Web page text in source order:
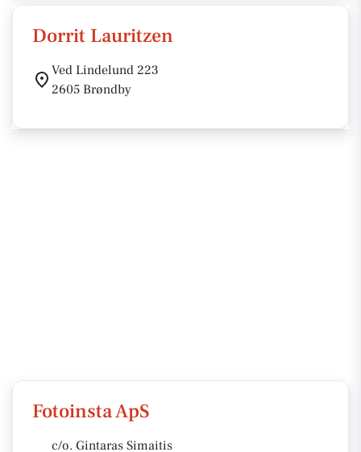
Dorrit Lauritzen
Ved Lindelund 223
2605 Brøndby
Fotoinsta ApS
c/o. Gintaras Simaitis